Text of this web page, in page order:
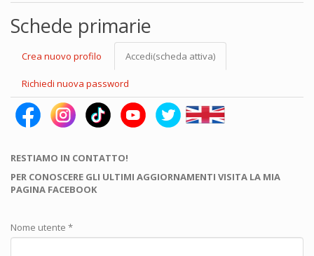
Schede primarie
Crea nuovo profilo Accedi(scheda attiva)
Richiedi nuova password
RESTIAMO IN CONTATTO!
PER CONOSCERE GLI ULTIMI AGGIORNAMENTI VISITA LA MIA
PAGINA FACEBOOK
Nome utente *